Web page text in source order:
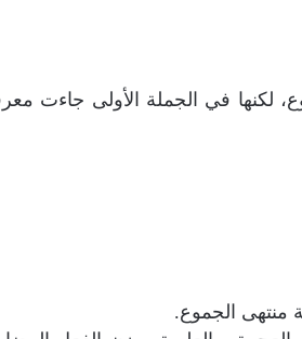
لكنها في الجملة الأولى جاءت
منتهى الجموع.